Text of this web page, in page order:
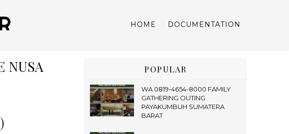
HOME DOCUMENTATION
NUSA
POPULAR
WA 0819-4654-8000 FAMILY
GATHERING OUTING
PAYAKUMBUH SUMATERA
BARAT